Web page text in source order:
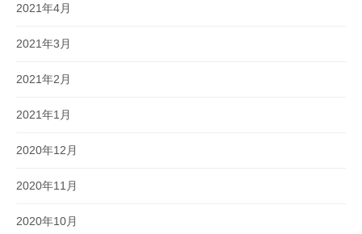
2021年4月
2021年3月
2021年2月
2021年1月
2020年12月
2020年11月
2020年10月